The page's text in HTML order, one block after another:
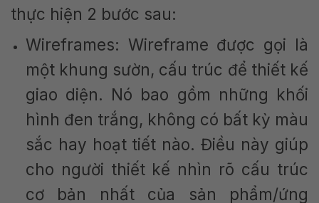
thực hiện 2 bước sau:
Wireframes: Wireframe được gọi là
một khung sườn, cấu trúc để thiết kế
giao diện. Nó bao gồm những khối
hình đen trắng, không có bất kỳ màu
sắc hay hoạt tiết nào. Điều này giúp
cho người thiết kế nhìn rõ cấu trúc
cơ bản nhất của sản phẩm/ứng